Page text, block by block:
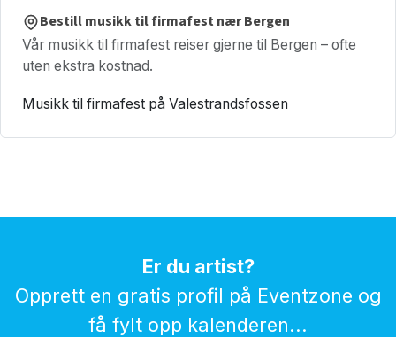
Bestill musikk til firmafest nær Bergen
Vår musikk til firmafest reiser gjerne til Bergen – ofte
uten ekstra kostnad.
Musikk til firmafest på Valestrandsfossen
Er du artist?
Opprett en gratis profil på Eventzone og
få fylt opp kalenderen...